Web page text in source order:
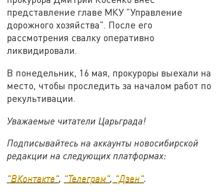
представление главе МКУ "Управление
дорожного хозяйства". После его
рассмотрения свалку оперативно
ликвидировали.
В понедельник, 16 мая, прокуроры выехали на
место, чтобы проследить за началом работ по
рекультивации.
Уважаемые читатели Царьграда!
Подписывайтесь на аккаунты новосибирской
редакции на следующих платформах:
"ВКонтакте", "Телеграм", "Дзен".